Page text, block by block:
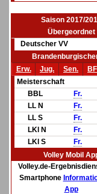
Saison 2017/
Übergeordnet
Deutscher VV
Erw.
Jug. Sen.
Meisterschaft
BBL
Fr.
LL N
Fr.
LL S
Fr.
LKl N
Fr.
LKl S
Fr.
Volley Mobil
Volley.de-
Smartphone
App